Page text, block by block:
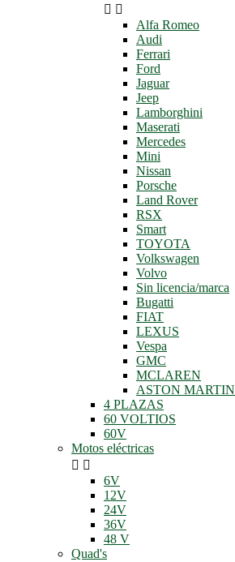
 
Alfa Romeo
Audi
Ferrari
Ford
Jaguar
Jeep
Lamborghini
Maserati
Mercedes
Mini
Nissan
Porsche
Land Rover
RSX
Smart
TOYOTA
Volkswagen
Volvo
Sin licencia/marca
Bugatti
FIAT
LEXUS
Vespa
GMC
MCLAREN
ASTON MARTIN
4 PLAZAS
60 VOLTIOS
60V
Motos eléctricas
 
6V
12V
24V
36V
48 V
Quad's